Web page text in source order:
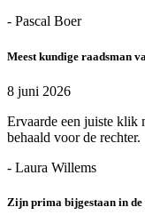
- Pascal Boer
Meest kundige raadsman
8 juni 2026
Ervaarde een juiste klik
behaald voor de rechter.
- Laura Willems
Zijn prima bijgestaan in de